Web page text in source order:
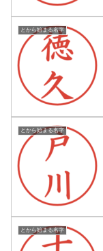
とから始まる名字
とから始まる名字
とから始まる名字